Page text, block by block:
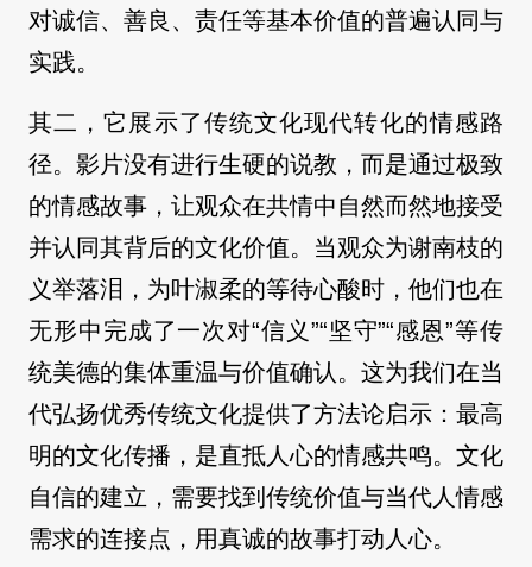
对诚信、善良、责任等基本价值的普遍认同与
实践。
其二，它展示了传统文化现代转化的情感路
径。影片没有进行生硬的说教，而是通过极致
的情感故事，让观众在共情中自然而然地接受
并认同其背后的文化价值。当观众为谢南枝的
义举落泪，为叶淑柔的等待心酸时，他们也在
无形中完成了一次对“信义”“坚守”“感恩”等传
统美德的集体重温与价值确认。这为我们在当
代弘扬优秀传统文化提供了方法论启示：最高
明的文化传播，是直抵人心的情感共鸣。文化
自信的建立，需要找到传统价值与当代人情感
需求的连接点，用真诚的故事打动人心。